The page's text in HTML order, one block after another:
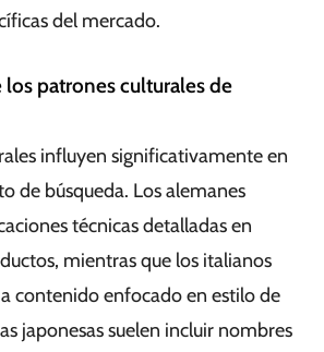
del mercado.
los patrones culturales de
influyen significativamente en
de búsqueda. Los alemanes
técnicas detalladas en
mientras que los italianos
contenido enfocado en estilo de
japonesas suelen incluir nombres